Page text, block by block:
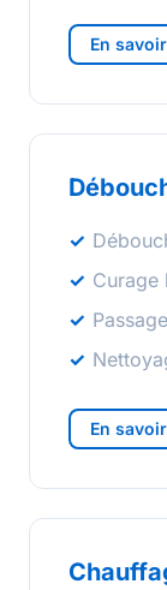
En
Curage
En